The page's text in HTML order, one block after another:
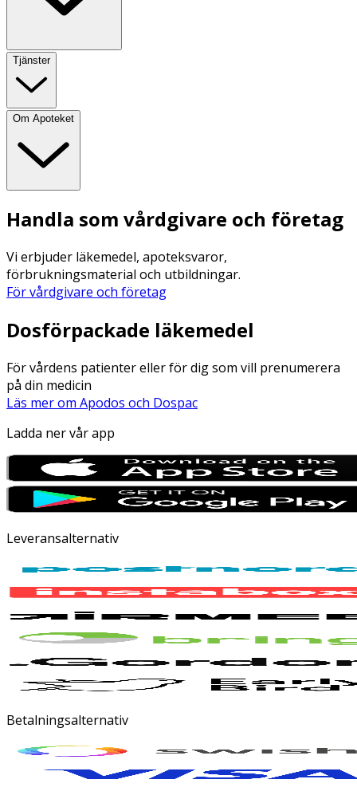
Tjänster
Om Apoteket
Handla som vårdgivare och företag
Vi erbjuder läkemedel, apoteksvaror,
förbrukningsmaterial och utbildningar.
För vårdgivare och företag
Dosförpackade läkemedel
För vårdens patienter eller för dig som vill prenumerera
på din medicin
Läs mer om Apodos och Dospac
Ladda ner vår app
Leveransalternativ
Betalningsalternativ